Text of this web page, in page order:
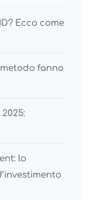
Ecco come
fanno
lo